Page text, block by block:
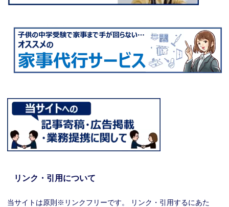
リンク・引用について
当サイトは原則※リンクフリーです。 リンク・引用するにあた